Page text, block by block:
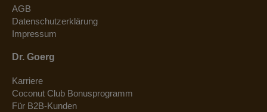
AGB
Datenschutzerklärung
Impressum
Dr. Goerg
Karriere
Coconut Club Bonusprogramm
Für B2B-Kunden